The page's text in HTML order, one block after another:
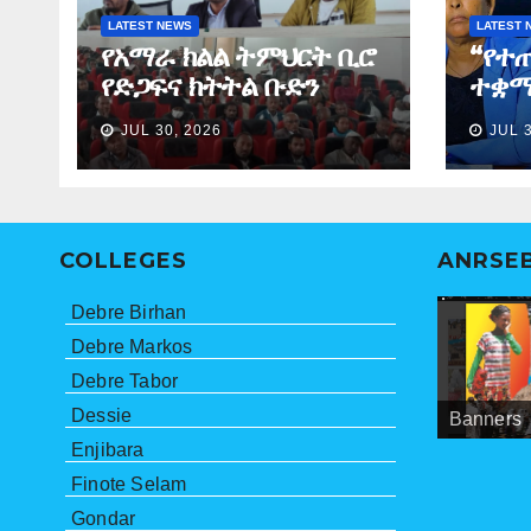
LATEST NEWS
የአማራ ክልል ትምህርት ቢሮ
የድጋፍና ክትትል ቡድን
የማጠቃለያ ግብረ መልስ ሰጠ
JUL 30, 2026
LATEST
JUL
COLLEGES
Debre Birhan
Debre Markos
Debre Tabor
Dessie
Enjibara
Finote Selam
Gondar
Banners
Meetings